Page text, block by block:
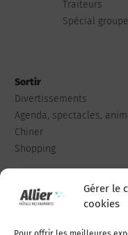
Gérer le
cookies
Traiteurs
Spécial
Sortir
Divertissements
Agenda, spectacles,
Chiner
Shopping